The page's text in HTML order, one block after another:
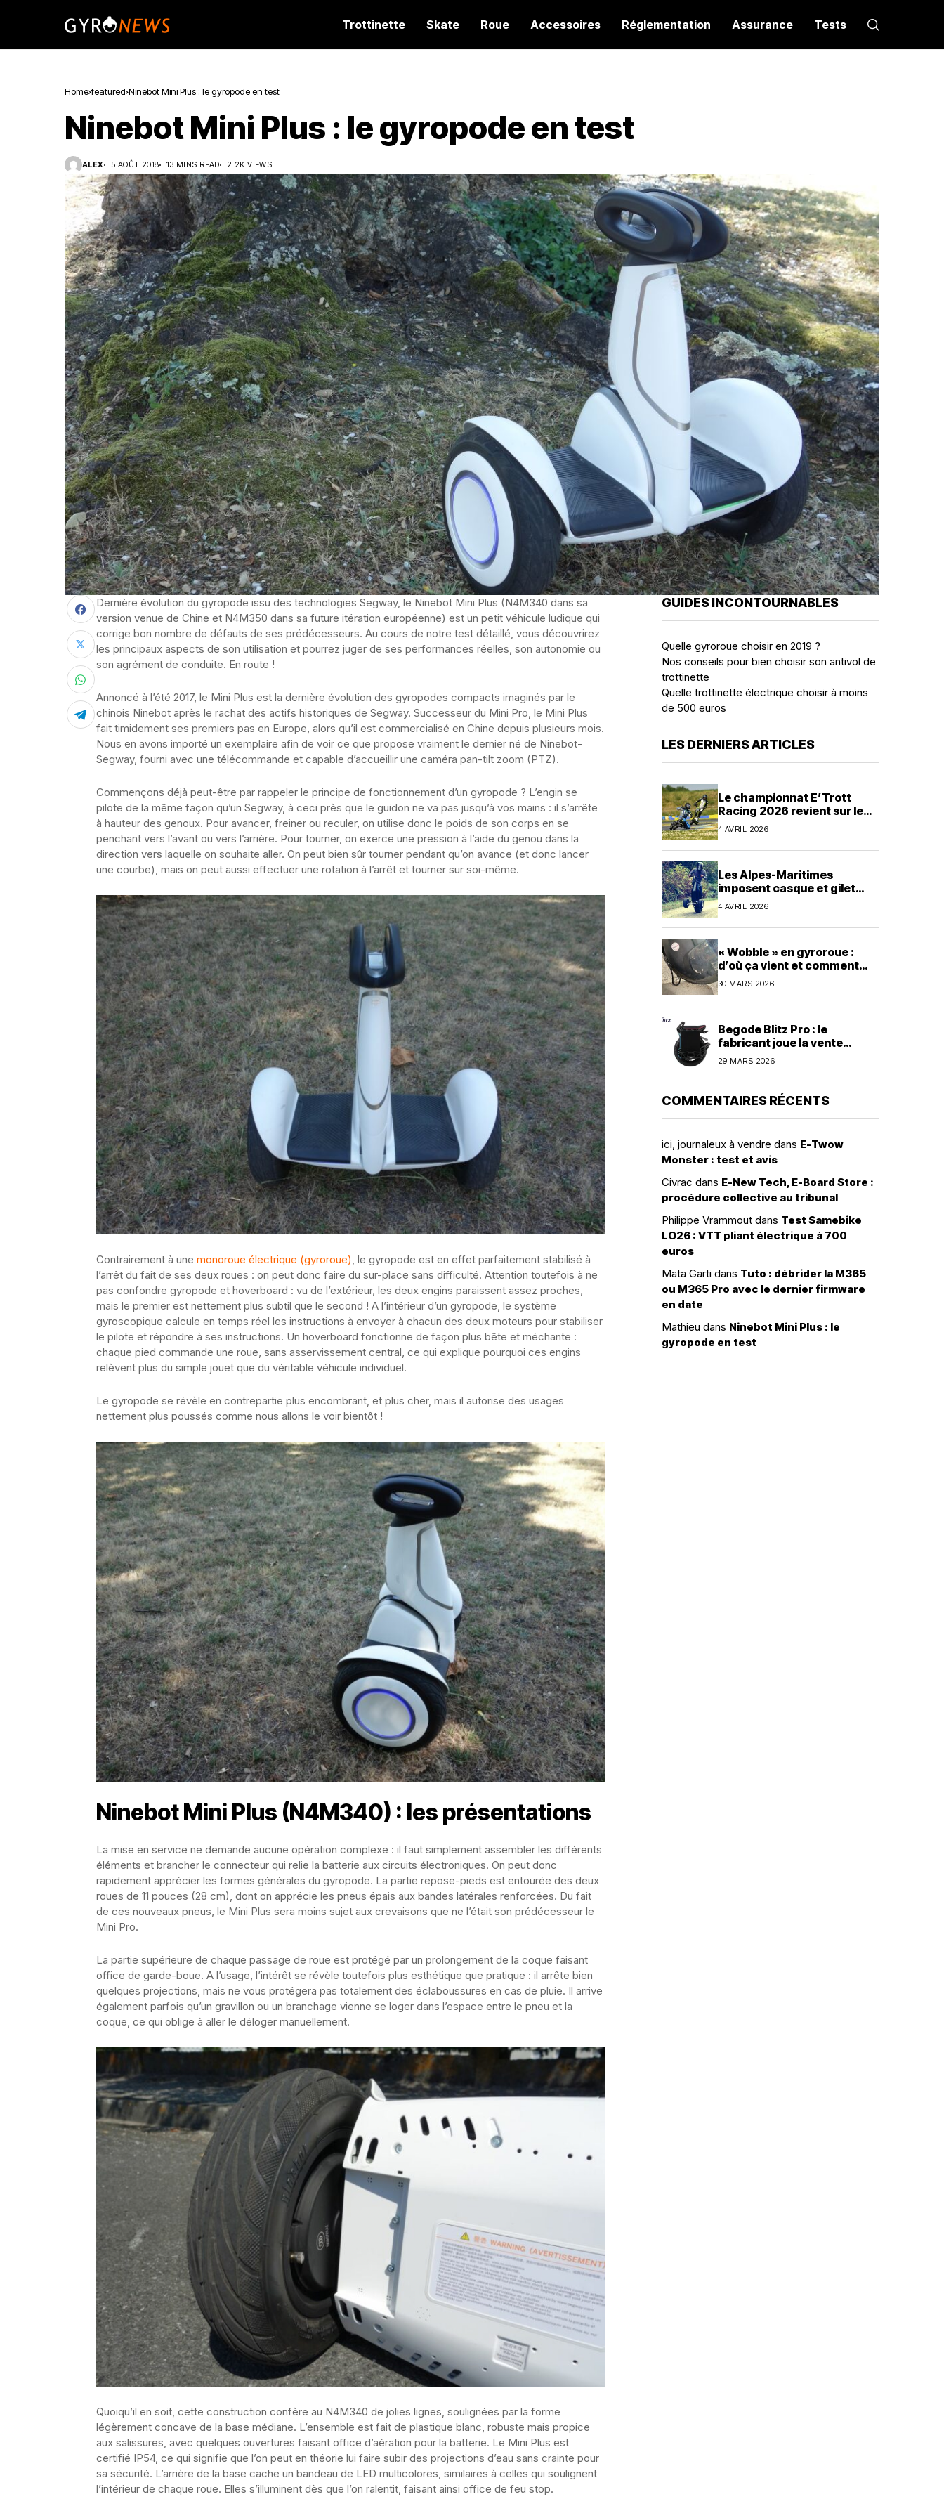
Trottinette Skate Roue Accessoires Réglementation Assurance Tests
Home featured Ninebot Mini Plus : le gyropode en test
Ninebot Mini Plus : le gyropode en test
ALEX 5 AOÛT 2018 13 MINS READ 2.2K VIEWS
Dernière évolution du gyropode issu des technologies Segway, le Ninebot Mini Plus (N4M340 dans sa
version venue de Chine et N4M350 dans sa future itération européenne) est un petit véhicule ludique qui
corrige bon nombre de défauts de ses prédécesseurs. Au cours de notre test détaillé, vous découvrirez
les principaux aspects de son utilisation et pourrez juger de ses performances réelles, son autonomie ou
son agrément de conduite. En route !
Annoncé à l’été 2017, le Mini Plus est la dernière évolution des gyropodes compacts imaginés par le
chinois Ninebot après le rachat des actifs historiques de Segway. Successeur du Mini Pro, le Mini Plus
fait timidement ses premiers pas en Europe, alors qu’il est commercialisé en Chine depuis plusieurs mois.
Nous en avons importé un exemplaire afin de voir ce que propose vraiment le dernier né de Ninebot-
Segway, fourni avec une télécommande et capable d’accueillir une caméra pan-tilt zoom (PTZ).
Commençons déjà peut-être par rappeler le principe de fonctionnement d’un gyropode ? L’engin se
pilote de la même façon qu’un Segway, à ceci près que le guidon ne va pas jusqu’à vos mains : il s’arrête
à hauteur des genoux. Pour avancer, freiner ou reculer, on utilise donc le poids de son corps en se
penchant vers l’avant ou vers l’arrière. Pour tourner, on exerce une pression à l’aide du genou dans la
direction vers laquelle on souhaite aller. On peut bien sûr tourner pendant qu’on avance (et donc lancer
une courbe), mais on peut aussi effectuer une rotation à l’arrêt et tourner sur soi-même.
Contrairement à une monoroue électrique (gyroroue), le gyropode est en effet parfaitement stabilisé à
l’arrêt du fait de ses deux roues : on peut donc faire du sur-place sans difficulté. Attention toutefois à ne
pas confondre gyropode et hoverboard : vu de l’extérieur, les deux engins paraissent assez proches,
mais le premier est nettement plus subtil que le second ! A l’intérieur d’un gyropode, le système
gyroscopique calcule en temps réel les instructions à envoyer à chacun des deux moteurs pour stabiliser
le pilote et répondre à ses instructions. Un hoverboard fonctionne de façon plus bête et méchante :
chaque pied commande une roue, sans asservissement central, ce qui explique pourquoi ces engins
relèvent plus du simple jouet que du véritable véhicule individuel.
Le gyropode se révèle en contrepartie plus encombrant, et plus cher, mais il autorise des usages
nettement plus poussés comme nous allons le voir bientôt !
Ninebot Mini Plus (N4M340) : les présentations
La mise en service ne demande aucune opération complexe : il faut simplement assembler les différents
éléments et brancher le connecteur qui relie la batterie aux circuits électroniques. On peut donc
rapidement apprécier les formes générales du gyropode. La partie repose-pieds est entourée des deux
roues de 11 pouces (28 cm), dont on apprécie les pneus épais aux bandes latérales renforcées. Du fait
de ces nouveaux pneus, le Mini Plus sera moins sujet aux crevaisons que ne l’était son prédécesseur le
Mini Pro.
La partie supérieure de chaque passage de roue est protégé par un prolongement de la coque faisant
office de garde-boue. A l’usage, l’intérêt se révèle toutefois plus esthétique que pratique : il arrête bien
quelques projections, mais ne vous protégera pas totalement des éclaboussures en cas de pluie. Il arrive
également parfois qu’un gravillon ou un branchage vienne se loger dans l’espace entre le pneu et la
coque, ce qui oblige à aller le déloger manuellement.
Quoiqu’il en soit, cette construction confère au N4M340 de jolies lignes, soulignées par la forme
légèrement concave de la base médiane. L’ensemble est fait de plastique blanc, robuste mais propice
aux salissures, avec quelques ouvertures faisant office d’aération pour la batterie. Le Mini Plus est
certifié IP54, ce qui signifie que l’on peut en théorie lui faire subir des projections d’eau sans crainte pour
sa sécurité. L’arrière de la base cache un bandeau de LED multicolores, similaires à celles qui soulignent
l’intérieur de chaque roue. Elles s’illuminent dès que l’on ralentit, faisant ainsi office de feu stop.
GUIDES INCONTOURNABLES
Quelle gyroroue choisir en 2019 ?
Nos conseils pour bien choisir son antivol de
trottinette
Quelle trottinette électrique choisir à moins
de 500 euros
LES DERNIERS ARTICLES
Le championnat E’Trott
Racing 2026 revient sur le
circuit de karting du Mans en
4 AVRIL 2026
Les Alpes-Maritimes
imposent casque et gilet
jaune pour tous les EDPM
4 AVRIL 2026
« Wobble » en gyroroue :
d’où ça vient et comment
s’en prémunir ?
30 MARS 2026
Begode Blitz Pro : le
fabricant joue la vente
directe avec une commande
29 MARS 2026
COMMENTAIRES RÉCENTS
ici, journaleux à vendre dans E-Twow
Monster : test et avis
Civrac dans E-New Tech, E-Board Store :
procédure collective au tribunal
Philippe Vrammout dans Test Samebike
LO26 : VTT pliant électrique à 700
euros
Mata Garti dans Tuto : débrider la M365
ou M365 Pro avec le dernier firmware
en date
Mathieu dans Ninebot Mini Plus : le
gyropode en test